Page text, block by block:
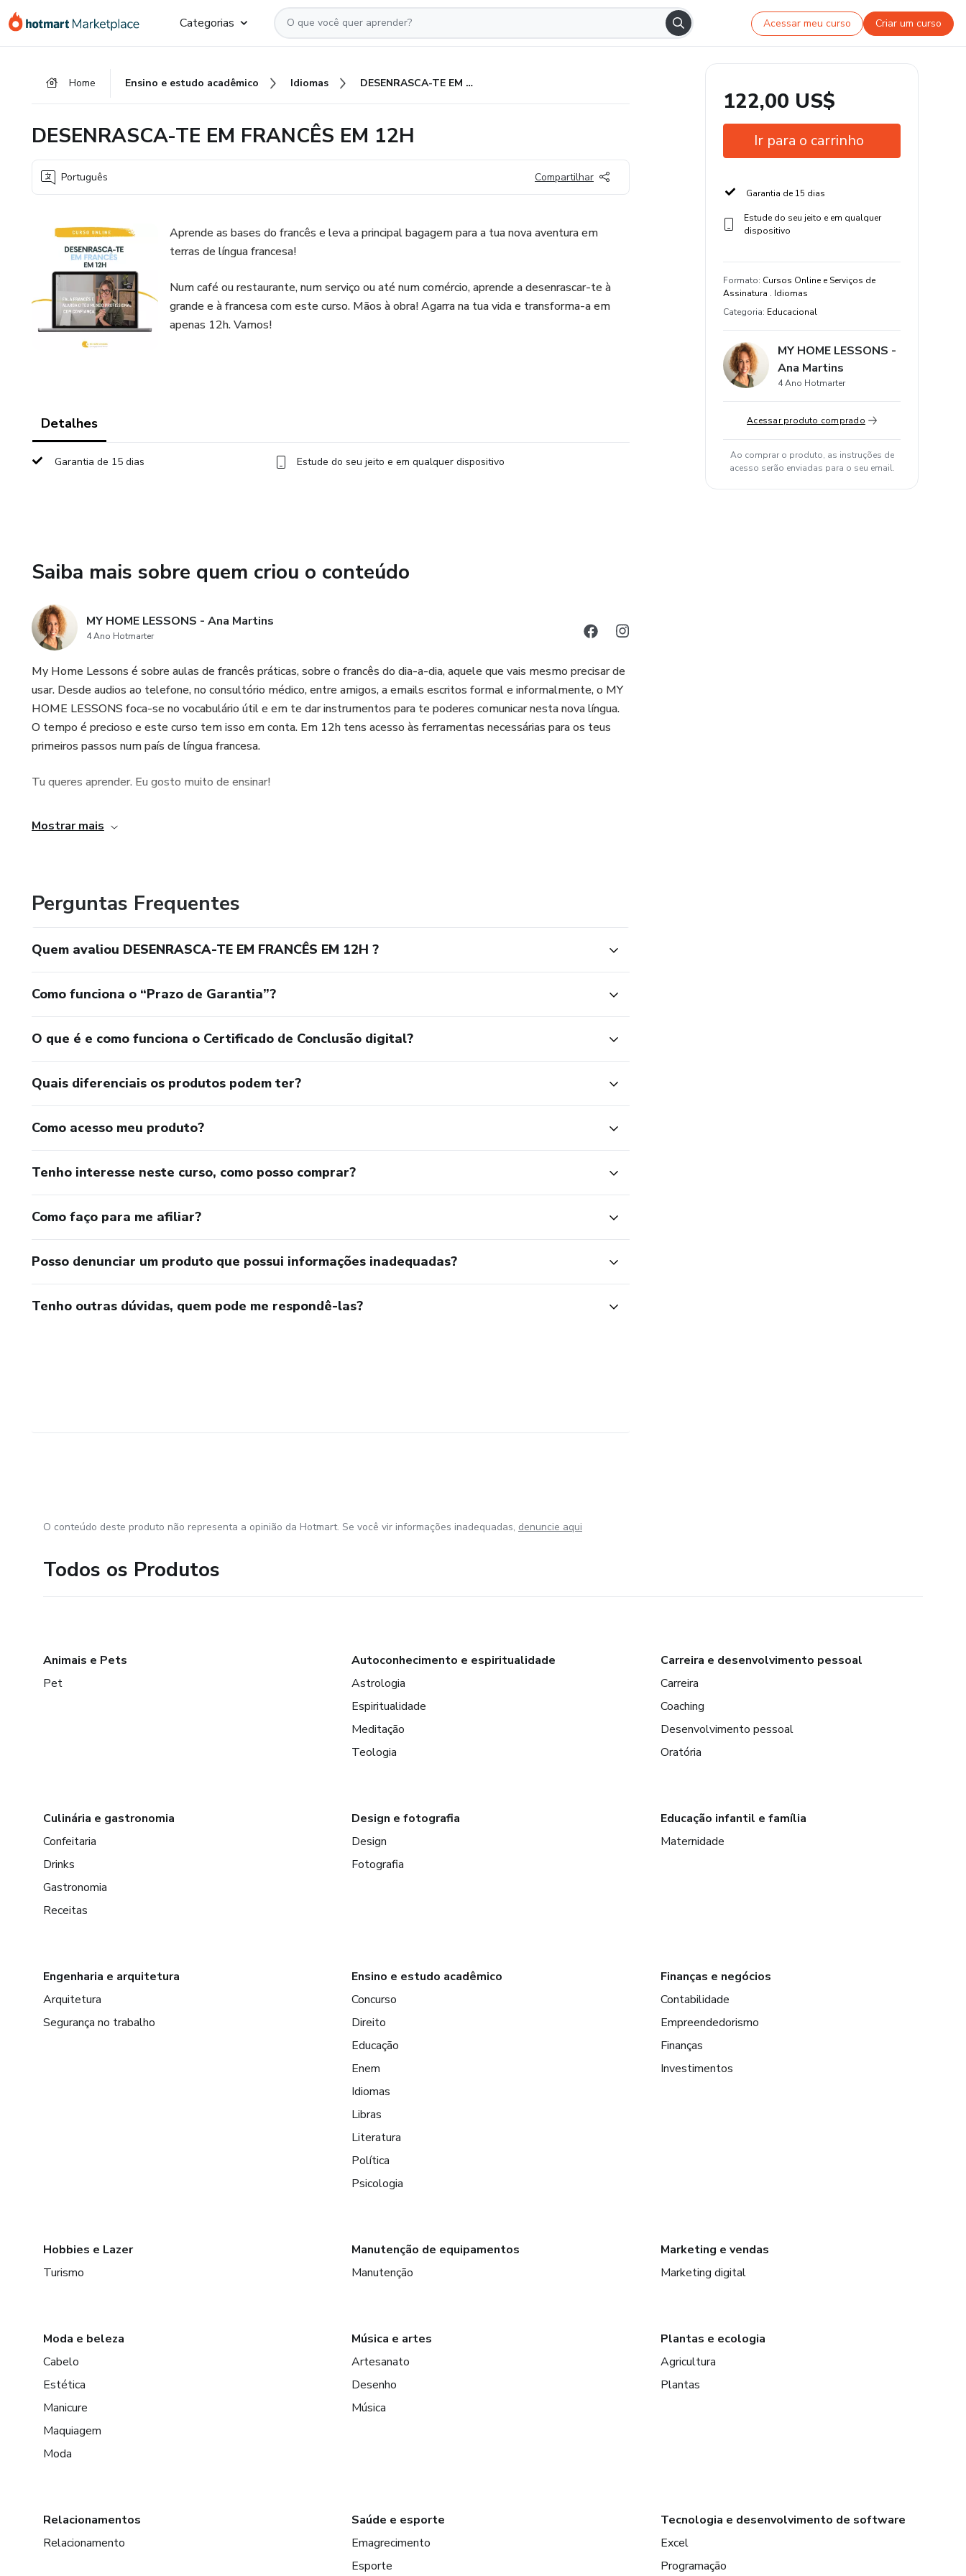
para
para
para
Categorias Acessar meu curso Criar um curso
Home Ensino e estudo acadêmico Idiomas DESENRASCA-TE EM FRANCÊS EM 12H
DESENRASCA-TE EM FRANCÊS EM 12H
Português Compartilhar
Aprende as bases do francês e leva a principal bagagem para a tua nova aventura em
terras de língua francesa!
Num café ou restaurante, num serviço ou até num comércio, aprende a desenrascar-te à
grande e à francesa com este curso. Mãos à obra! Agarra na tua vida e transforma-a em
apenas 12h. Vamos!
Detalhes
Garantia de 15 dias Estude do seu jeito e em qualquer dispositivo
Saiba mais sobre quem criou o conteúdo
MY HOME LESSONS - Ana Martins
4 Ano Hotmarter
My Home Lessons é sobre aulas de francês práticas, sobre o francês do dia-a-dia, aquele que vais mesmo precisar de
usar. Desde audios ao telefone, no consultório médico, entre amigos, a emails escritos formal e informalmente, o MY
HOME LESSONS foca-se no vocabulário útil e em te dar instrumentos para te poderes comunicar nesta nova língua.
O tempo é precioso e este curso tem isso em conta. Em 12h tens acesso às ferramentas necessárias para os teus
primeiros passos num país de língua francesa.
Tu queres aprender. Eu gosto muito de ensinar!
Mostrar mais
Perguntas Frequentes
Quem avaliou DESENRASCA-TE EM FRANCÊS EM 12H ?
Como funciona o “Prazo de Garantia”?
O que é e como funciona o Certificado de Conclusão digital?
Quais diferenciais os produtos podem ter?
Como acesso meu produto?
Tenho interesse neste curso, como posso comprar?
Como faço para me afiliar?
Posso denunciar um produto que possui informações inadequadas?
Tenho outras dúvidas, quem pode me respondê-las?
122,00 US$
Ir para o carrinho
Garantia de 15 dias
Estude do seu jeito e em qualquer
dispositivo
Formato: Cursos Online e Serviços de
Assinatura . Idiomas
Categoria: Educacional
MY HOME LESSONS -
Ana Martins
4 Ano Hotmarter
Acessar produto comprado
Ao comprar o produto, as instruções de
acesso serão enviadas para o seu email.
O conteúdo deste produto não representa a opinião da Hotmart. Se você vir informações inadequadas, denuncie aqui
Todos os Produtos
Animais e Pets
Pet
Autoconhecimento e espiritualidade
Astrologia
Espiritualidade
Meditação
Teologia
Carreira e desenvolvimento pessoal
Carreira
Coaching
Desenvolvimento pessoal
Oratória
Culinária e gastronomia
Confeitaria
Drinks
Gastronomia
Receitas
Design e fotografia
Design
Fotografia
Educação infantil e família
Maternidade
Engenharia e arquitetura
Arquitetura
Segurança no trabalho
Ensino e estudo acadêmico
Concurso
Direito
Educação
Enem
Idiomas
Libras
Literatura
Política
Psicologia
Finanças e negócios
Contabilidade
Empreendedorismo
Finanças
Investimentos
Hobbies e Lazer
Turismo
Manutenção de equipamentos
Manutenção
Marketing e vendas
Marketing digital
Moda e beleza
Cabelo
Estética
Manicure
Maquiagem
Moda
Música e artes
Artesanato
Desenho
Música
Plantas e ecologia
Agricultura
Plantas
Relacionamentos
Relacionamento
Saúde e esporte
Emagrecimento
Esporte
Tecnologia e desenvolvimento de software
Excel
Programação